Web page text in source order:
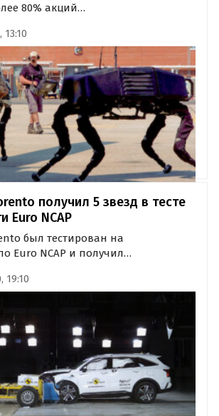
80% акций
Сумма сделки может составить от
долларов США.
13:10
получил 5 звезд в тесте
Euro NCAP
был тестирован на
Euro NCAP и получил
наивысший результат, даже
силовой установкой, которая
19:10